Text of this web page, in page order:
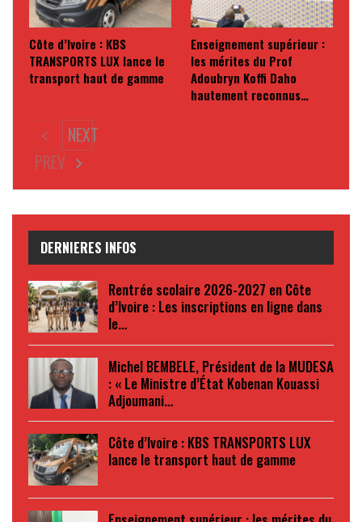
Côte d’Ivoire : KBS
TRANSPORTS LUX lance le
transport haut de gamme
Enseignement supérieur :
les mérites du Prof
Adoubryn Koffi Daho
hautement reconnus…
PREV
NEXT
DERNIERES INFOS
Rentrée scolaire 2026-2027 en Côte
d’Ivoire : Les inscriptions en ligne dans
le…
Michel BEMBELE, Président de la MUDESA
: « Le Ministre d’État Kobenan Kouassi
Adjoumani…
Côte d’Ivoire : KBS TRANSPORTS LUX
lance le transport haut de gamme